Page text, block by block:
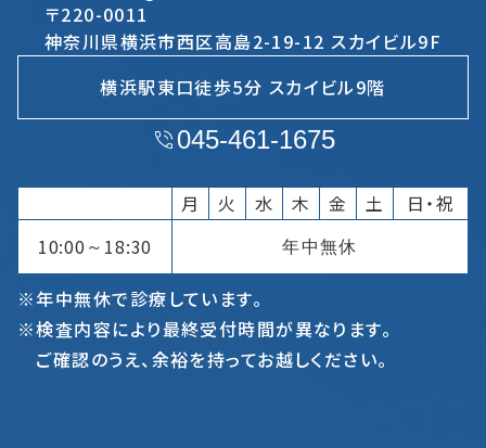
〒220-0011
神奈川県横浜市西区高島2-19-12 スカイビル9F
横浜駅東口徒歩5分 スカイビル9階
045-461-1675
月 火 水 木 金 土
日・祝
10:00 ～ 18:30 年中無休
※年中無休で診療しています。
※検査内容により最終受付時間が異なります。
ご確認のうえ、余裕を持ってお越しください。